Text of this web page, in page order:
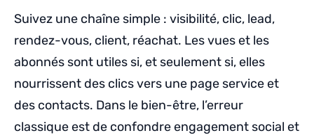
Suivez une chaîne simple : visibilité, clic, lead,
rendez-vous, client, réachat. Les vues et les
abonnés sont utiles si, et seulement si, elles
nourrissent des clics vers une page service et
des contacts. Dans le bien-être, l’erreur
classique est de confondre engagement social et